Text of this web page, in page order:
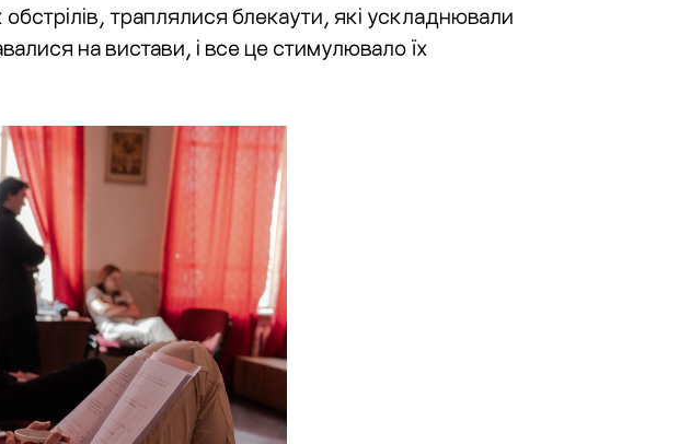
траплялися блекаути, які ускладнювали
на вистави, і все це стимулювало їх